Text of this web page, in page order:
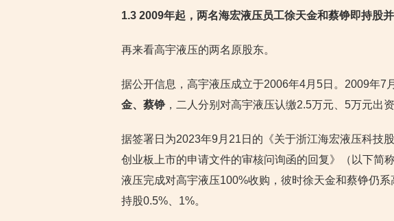
1.3 2009年起，两名海宏液压员工徐天金和蔡铮即持股
再来看高宇液压的两名原股东。
据公开信息，高宇液压成立于2006年4月5日。2009年7
金、蔡铮，二人分别对高宇液压认缴2.5万元、5万元出
据签署日为2023年9月21日的《关于浙江海宏液压科技
创业板上市的申请文件的审核问询函的回复》（以下简
液压完成对高宇液压100%收购，彼时徐天金和蔡铮仍
持股0.5%、1%。